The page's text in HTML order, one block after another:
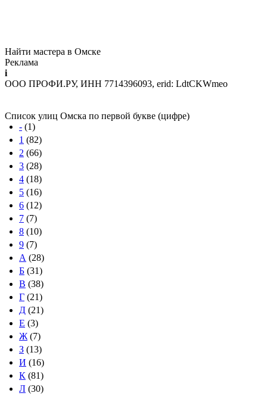
Найти мастера в Омске
Реклама
i
ООО ПРОФИ.РУ, ИНН 7714396093, erid: LdtCKWmeo
Список улиц Омска по первой букве (цифре)
- (1)
1 (82)
2 (66)
3 (28)
4 (18)
5 (16)
6 (12)
7 (7)
8 (10)
9 (7)
А (28)
Б (31)
В (38)
Г (21)
Д (21)
Е (3)
Ж (7)
З (13)
И (16)
К (81)
Л (30)